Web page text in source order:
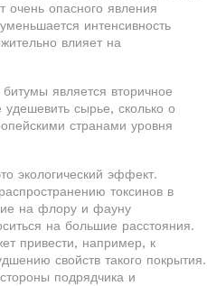
опасного явления
интенсивность
влияет на
является вторичное
сырье, сколько о
странами уровня
экологический эффект.
токсинов в
на флору и фауну
на большие расстояния.
привести, например, к
свойств такого покрытия.
подрядчика и